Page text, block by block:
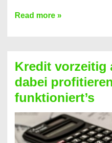
Ganz
Kredit
berechnen
–
Mit
diesen
Regeln!
Read more »
Kredit vorzeitig
dabei
funktioniert’s